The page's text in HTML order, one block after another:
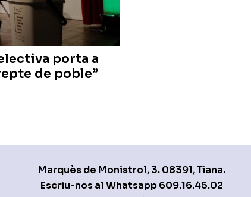
porta a
de poble”
Marquès de Monistrol, 3. 08391, Tiana.
Escriu-nos al Whatsapp609.16.45.02